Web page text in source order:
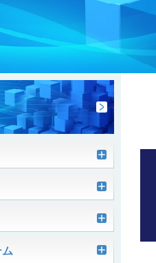
コンベヤ機器を探す
用途から探す
ヒント集
飲料
事業所一覧
沿革
ッド）